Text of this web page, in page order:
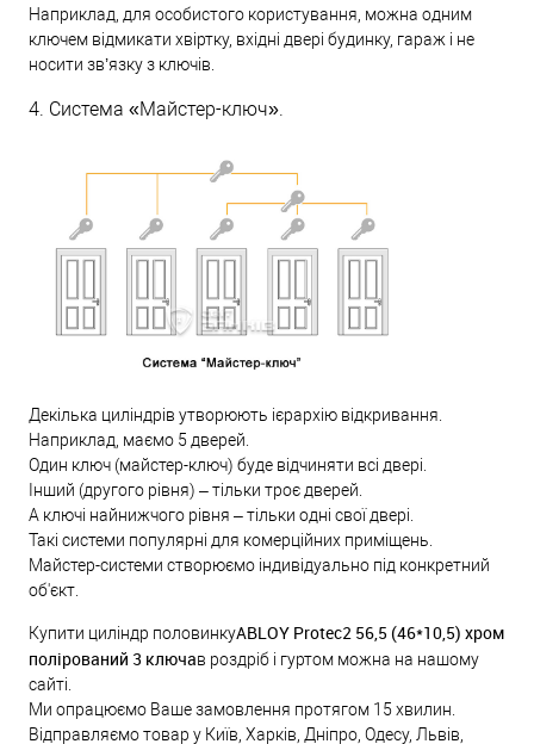
Наприклад, для особистого користування, можна одним
ключем відмикати хвіртку, вхідні двері будинку, гараж і не
носити зв’язку з ключів.
4. Система «Майстер-ключ».
Декілька циліндрів утворюють ієрархію відкривання.
Наприклад, маємо 5 дверей.
Один ключ (майстер-ключ) буде відчиняти всі двері.
Інший (другого рівня) – тільки троє дверей.
А ключі найнижчого рівня – тільки одні свої двері.
Такі системи популярні для комерційних приміщень.
Майстер-системи створюємо індивідуально під конкретний
об'єкт.
Купити циліндр половинкуABLOY Protec2 56,5 (46*10,5) хром
полірований 3 ключав роздріб і гуртом можна на нашому
сайті.
Ми опрацюємо Ваше замовлення протягом 15 хвилин.
Відправляємо товар у Київ, Харків, Дніпро, Одесу, Львів,